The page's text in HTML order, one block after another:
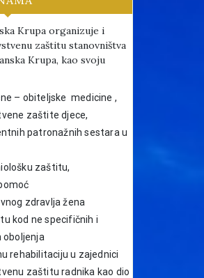
Krupa organizuje i
zaštitu stanovništva
Krupa, kao svoju
– obiteljske medicine ,
zaštite djece,
patronažnih sestara u
zaštitu,
zdravlja žena
kod ne specifičnih i
oboljenja
rehabilitaciju u zajednici
zaštitu radnika kao dio